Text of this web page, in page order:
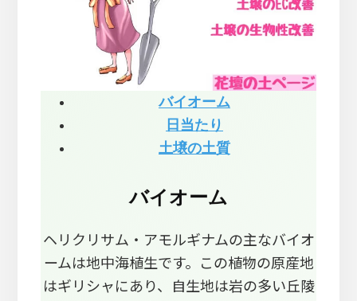
バイオーム
日当たり
土壌の土質
バイオーム
ヘリクリサム・アモルギナムの主なバイオ
ームは地中海植生です。この植物の原産地
はギリシャにあり、自生地は岩の多い丘陵